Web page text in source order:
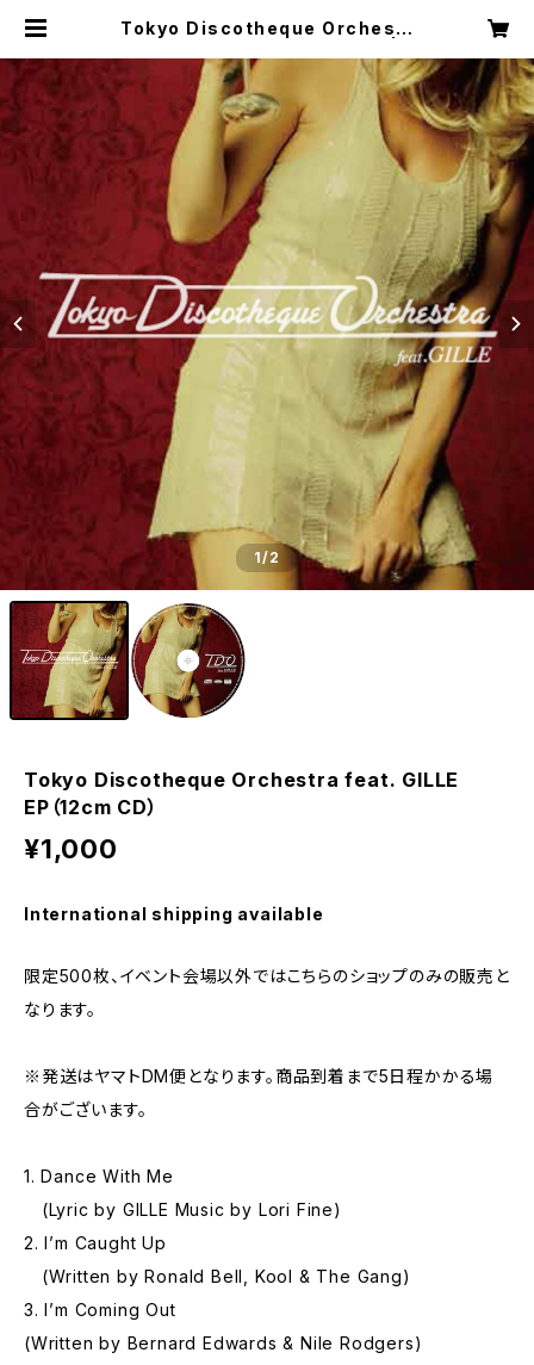
Tokyo Discotheque Orchestr
rickwall Records online shop
1/2
Tokyo Discotheque Orchestra feat. GILLE
EP（12cm CD）
¥1,000
International shipping available
限定500枚、イベント会場以外ではこちらのショップのみの販売と
なります。
※発送はヤマトDM便となります。商品到着まで5日程かかる場
合がございます。
1. Dance With Me
(Lyric by GILLE Music by Lori Fine)
2. I’m Caught Up
(Written by Ronald Bell, Kool & The Gang)
3. I’m Coming Out
(Written by Bernard Edwards & Nile Rodgers)